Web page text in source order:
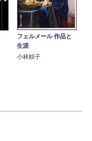
フェルメール 作品と
生涯
小林頼子